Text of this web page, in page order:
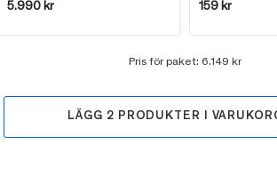
5.990 kr
159 kr
Pris för paket: 6.149 kr
LÄGG 2 PRODUKTER I